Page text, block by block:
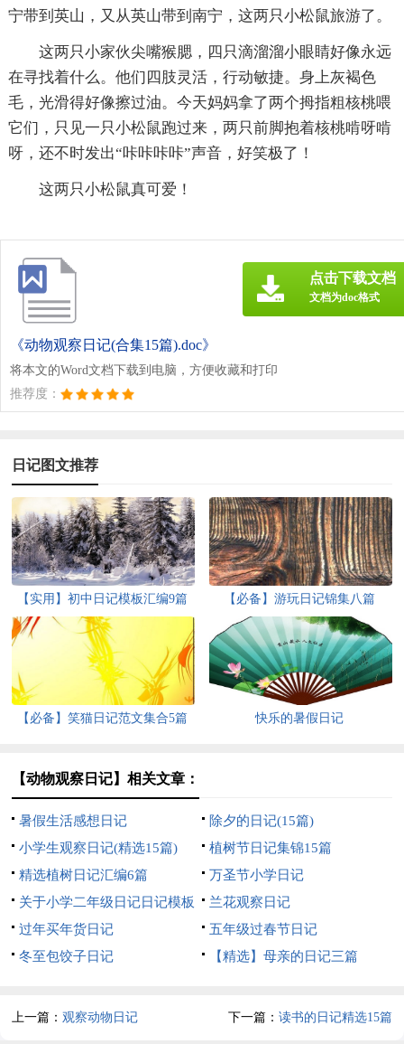
宁带到英山，又从英山带到南宁，这两只小松鼠旅游了。
这两只小家伙尖嘴猴腮，四只滴溜溜小眼睛好像永远
在寻找着什么。他们四肢灵活，行动敏捷。身上灰褐色
毛，光滑得好像擦过油。今天妈妈拿了两个拇指粗核桃喂
它们，只见一只小松鼠跑过来，两只前脚抱着核桃啃呀啃
呀，还不时发出“咔咔咔咔”声音，好笑极了！
这两只小松鼠真可爱！
《动物观察日记(合集15篇).doc》
将本文的Word文档下载到电脑，方便收藏和打印
推荐度：
点击下载文档
文档为doc格式
日记图文推荐
【实用】初中日记模板汇编9篇 【必备】游玩日记锦集八篇
【必备】笑猫日记范文集合5篇 快乐的暑假日记
【动物观察日记】相关文章：
暑假生活感想日记
除夕的日记(15篇)
小学生观察日记(精选15篇)
植树节日记集锦15篇
精选植树日记汇编6篇
万圣节小学日记
关于小学二年级日记日记模板
集合四篇
兰花观察日记
过年买年货日记
五年级过春节日记
冬至包饺子日记
【精选】母亲的日记三篇
上一篇：观察动物日记 下一篇： 读书的日记精选15篇